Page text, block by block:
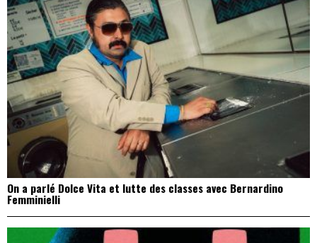
On a parlé Dolce Vita et lutte des classes avec Bernardino
Femminielli